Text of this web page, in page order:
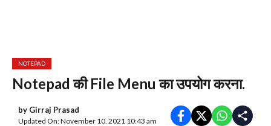
NOTEPAD
Notepad की File Menu का उपयोग करना.
by Girraj Prasad
Updated On: November 10, 2021 10:43 am